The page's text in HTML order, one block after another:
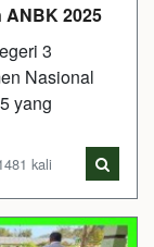
2025
3
Nasional
yang
kali